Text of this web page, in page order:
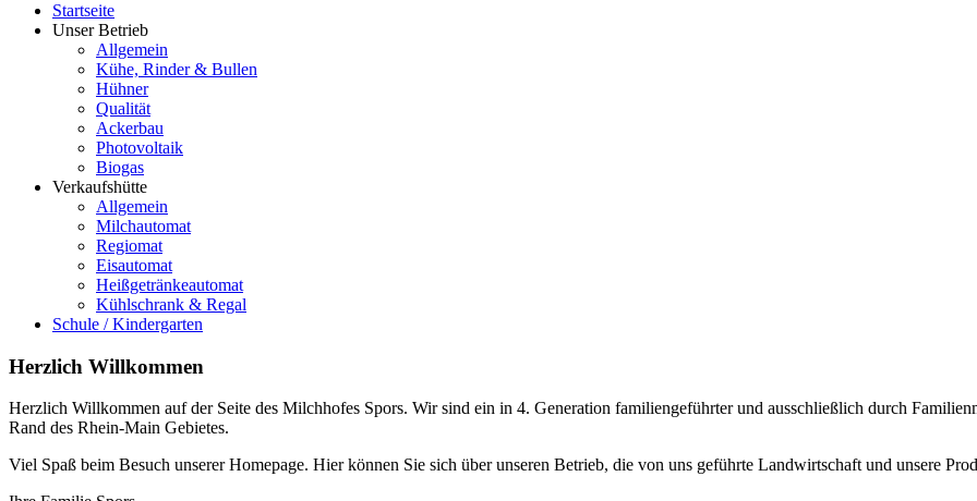
Startseite
Unser Betrieb
Allgemein
Kühe, Rinder & Bullen
Hühner
Qualität
Ackerbau
Photovoltaik
Biogas
Verkaufshütte
Allgemein
Milchautomat
Regiomat
Eisautomat
Heißgetränkeautomat
Kühlschrank & Regal
Schule / Kindergarten
Herzlich Willkommen
Herzlich Willkommen auf der Seite des Milchhofes Spors. Wir sind ein in 4. Generation familiengeführter und ausschließlich durch
Rand des Rhein-Main Gebietes.
Viel Spaß beim Besuch unserer Homepage. Hier können Sie sich über unseren Betrieb, die von uns geführte Landwirtschaft und unsere